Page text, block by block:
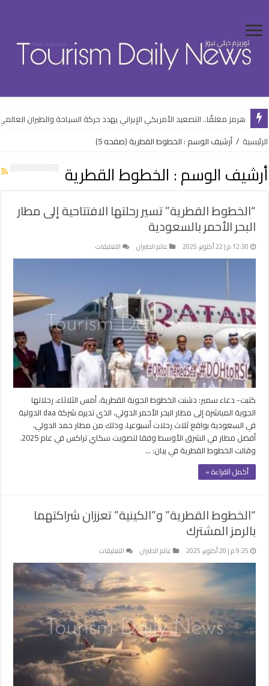
هرمز مغلقًا.. التصعيد الأمريكي الإيراني يهدد حركة السياحة والطيران
التسويق إبداع وليس إعلانات.. حملة لتروّج غرب القاهرة كوجهة استثمارية
الرئيسية / أرشيف الوسم : الخطوط القطرية (صفحه 5)
أرشيف الوسم : الخطوط القطرية
“الخطوط القطرية” تسير رحلتها الافتتاحية إلى مطار
البحر الأحمر بالسعودية
12:30 م | 22 أكتوبر، 2025 عالم الطيران التعليقات
“الخطوط
الافتتاحية
إلى
مطار
البحر
الأحمر
بالسعودية
مغلقة
كتبت- دعاء سمير: دشنت الخطوط الجوية القطرية، أمس الثلاثاء، رحلاتها
الجوية المباشرة إلى مطار البحر الأحمر الدولي، الذي تديره شركة daa الدولية
في السعودية بواقع ثلاث رحلات أسبوعيا، وذلك من مطار حمد الدولي،
أفضل مطار في الشرق الأوسط وفقا لتصويت سكاي تراكس في عام 2025.
وقالت الخطوط القطرية في بيان: …
أكمل القراءة »
“الخطوط القطرية” و”الكينية” تعززان شراكتهما
بالرمز المشترك
9:25 م | 20 أكتوبر، 2025 عالم الطيران التعليقات
“الخطوط
القطرية”
و”الكينية”
تعززان
شراكتهما
بالرمز
المشترك
مغلقة